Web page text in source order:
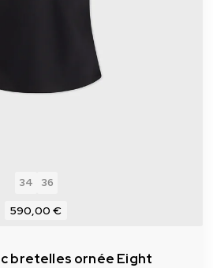
34 36
590,00 €
bretelles ornée Eight